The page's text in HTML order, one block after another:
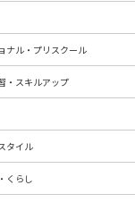
ナル・プリスクール
・スキルアップ
タイル
くらし